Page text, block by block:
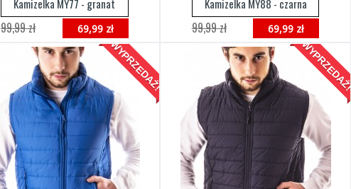
Kamizelka MY77 - granat
69,99 zł
99,99 zł
Kamizelka MY88 - czarna
69,99 zł
99,99 zł
WYPRZEDAŻ!